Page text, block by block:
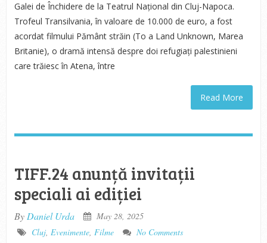
Galei de Închidere de la Teatrul Național din Cluj-Napoca.
Trofeul Transilvania, în valoare de 10.000 de euro, a fost
acordat filmului Pământ străin (To a Land Unknown, Marea
Britanie), o dramă intensă despre doi refugiați palestinieni
care trăiesc în Atena, între
Read More
TIFF.24 anunță invitații
speciali ai ediției
By Daniel Urda
May 28, 2025
Cluj, Evenimente, Filme No Comments